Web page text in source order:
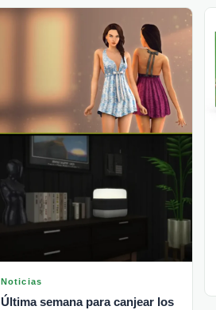
Noticias
Última semana para canjear los